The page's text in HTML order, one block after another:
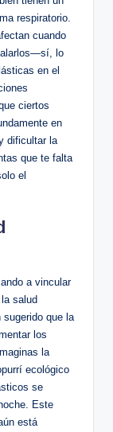
respiratorio.
cuando
lo
en el
ciertos
en
dificultar la
que te falta
el
a vincular
salud
que la
los
la
ecológico
se
Este
está